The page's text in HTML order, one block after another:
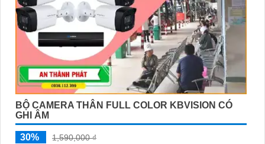
BỘ CAMERA THÂN FULL COLOR KBVISION CÓ
GHI ÂM
30%
1,590,000 ₫